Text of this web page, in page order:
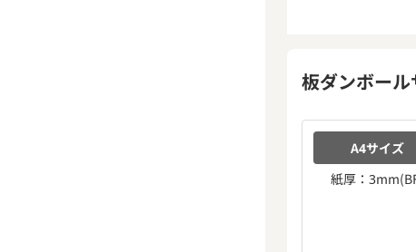
板ダンボー
A4サイズ
紙厚：